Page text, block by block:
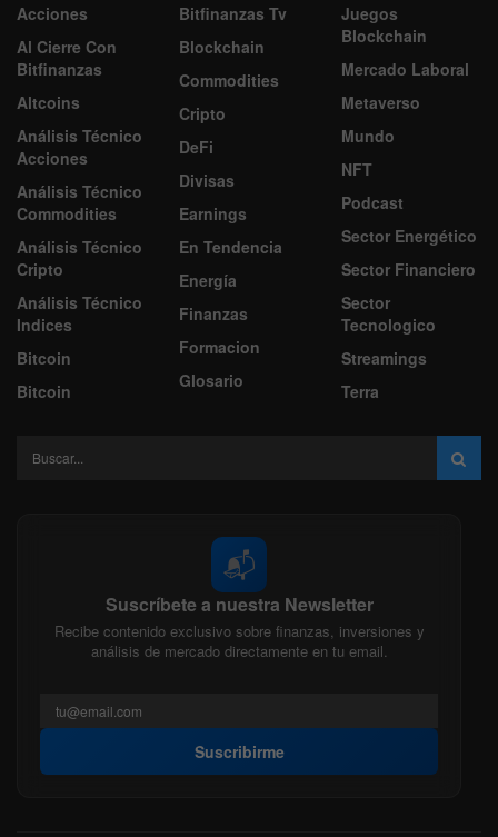
Acciones
Al Cierre Con
Bitfinanzas
Altcoins
Análisis Técnico
Acciones
Análisis Técnico
Commodities
Análisis Técnico
Cripto
Análisis Técnico
Indices
Bitcoin
Bitcoin
Bitfinanzas Tv
Blockchain
Commodities
Cripto
DeFi
Divisas
Earnings
En Tendencia
Energía
Finanzas
Formacion
Glosario
Juegos
Blockchain
Mercado Laboral
Metaverso
Mundo
NFT
Podcast
Sector Energético
Sector Financiero
Sector
Tecnologico
Streamings
Terra
📬
Suscríbete a nuestra Newsletter
Recibe contenido exclusivo sobre finanzas, inversiones y
análisis de mercado directamente en tu email.
Suscribirme